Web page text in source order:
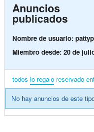
Anuncios
publicados
Nombre de usuario:
Miembro desde: 20 de
todos lo regalo reservado
No hay anuncios de este